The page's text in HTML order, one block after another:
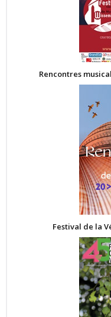
Rencontres
Festival de la